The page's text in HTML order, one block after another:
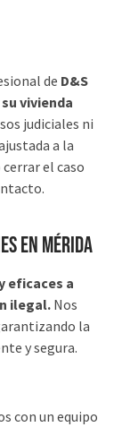
de D&S
vivienda
judiciales ni
a la
el caso
en Mérida
eficaces a
ilegal. Nos
la
y segura.
con un equipo